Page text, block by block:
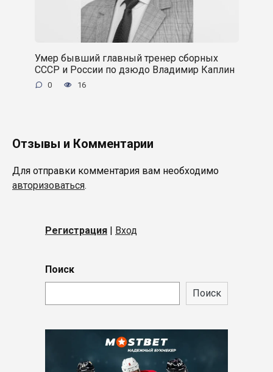
Умер бывший главный тренер сборных
СССР и России по дзюдо Владимир Каплин
0 16
Отзывы и Комментарии
Для отправки комментария вам необходимо
авторизоваться.
Регистрация | Вход
Поиск
Поиск